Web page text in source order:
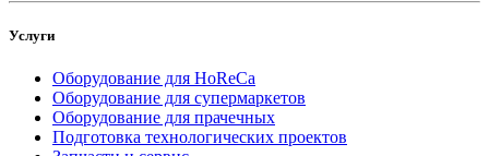
Услуги
Оборудование для HoReCa
Оборудование для супермаркетов
Оборудование для прачечных
Подготовка технологических проектов